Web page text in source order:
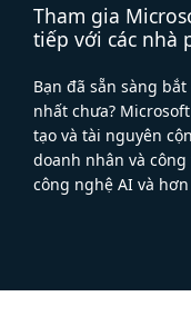
Tham gia
tiếp với các nhà
Bạn đã sẵn sàng
nhất chưa?
tạo và tài nguyên
doanh nhân và
công nghệ AI và